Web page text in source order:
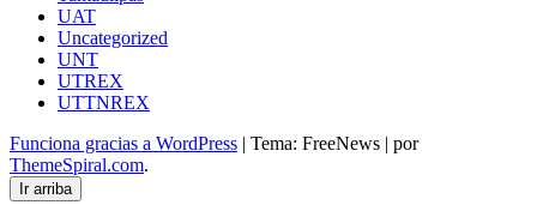
UAT
Uncategorized
UNT
UTREX
UTTNREX
Funciona gracias a WordPress | Tema: FreeNews | por
ThemeSpiral.com.
Ir arriba